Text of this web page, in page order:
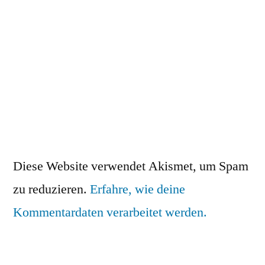
Diese Website verwendet Akismet, um Spam
zu reduzieren. Erfahre, wie deine
Kommentardaten verarbeitet werden.